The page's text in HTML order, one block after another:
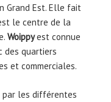
Grand Est. Elle fait
le centre de la
Woippyest connue
des quartiers
et commerciales.
par les différentes